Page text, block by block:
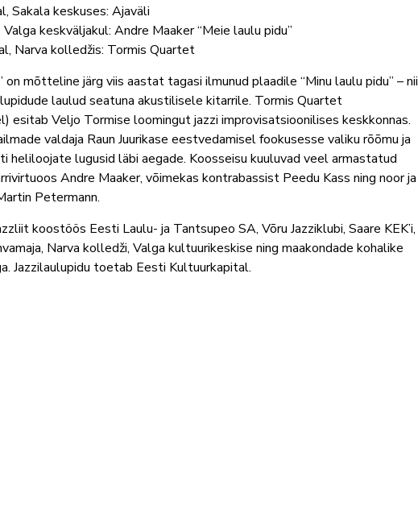
Sakala keskuses: Ajaväli
keskväljakul: Andre Maaker “Meie laulu pidu”
Narva kolledžis: Tormis Quartet
on mõtteline järg viis aastat tagasi ilmunud plaadile “Minu laulu pidu” – nii
laulud seatuna akustilisele kitarrile. Tormis Quartet
esitab Veljo Tormise loomingut jazzi improvisatsioonilises keskkonnas.
valdaja Raun Juurikase eestvedamisel fookusesse valiku rõõmu ja
heliloojate lugusid läbi aegade. Koosseisu kuuluvad veel armastatud
Andre Maaker, võimekas kontrabassist Peedu Kass ning noor ja
Petermann.
koostöös Eesti Laulu- ja Tantsupeo SA, Võru Jazziklubi, Saare KEK’i,
Narva kolledži, Valga kultuurikeskise ning maakondade kohalike
Jazzilaulupidu toetab Eesti Kultuurkapital.